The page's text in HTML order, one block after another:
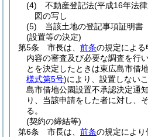
(4)
不動産登記法(平成16年法
図の写し
(5)
当該土地の登記事項証明書
(設置等の決定)
第5条
市長は、 前条の規定によ
内容の審査及び必要な調査を行
とを決定したときは東広島市借
様式第5号)により、設置しない
島市借地公園設置不承認決定通
り、当該申請をした者に対し、
る。
(契約の締結等)
第6条
市長は、 前条の規定により